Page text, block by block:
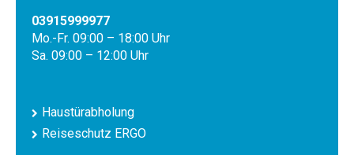
03915999977
Mo.-Fr. 09:00 – 18:00 Uhr
Sa. 09:00 – 12:00 Uhr
Haustürabholung
Reiseschutz ERGO